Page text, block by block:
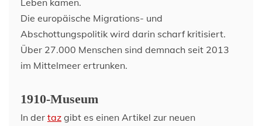
Die europäische Migrations- und
Abschottungspolitik wird darin scharf kritisiert.
Über 27.000 Menschen sind demnach seit 2013
im Mittelmeer ertrunken.
1910-Museum
In der taz gibt es einen Artikel zur neuen